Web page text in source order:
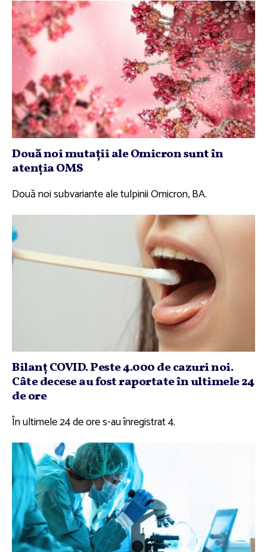
Două noi mutaţii ale Omicron sunt în
atenţia OMS
Două noi subvariante ale tulpinii Omicron, BA.
Bilanţ COVID. Peste 4.000 de cazuri noi.
Câte decese au fost raportate în ultimele 24
de ore
În ultimele 24 de ore s-au înregistrat 4.